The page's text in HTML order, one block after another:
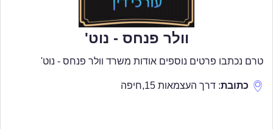
וולר פנחס - נוט'
טרם נכתבו פרטים נוספים אודות משרד וולר פנחס - נוט'
כתובת: דרך העצמאות 15 ,חיפה